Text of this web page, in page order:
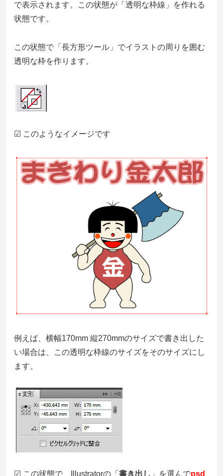
で表示されます。この状態が「透明な枠線」を作れる
状態です。
この状態で「長方形ツール」でイラストの周りを囲む
透明な枠を作ります。
☑ このようなイメージです
例えば、横幅170mm 縦270mmのサイズで書き出した
い場合は、この透明な枠線のサイズをそのサイズにし
ます。
☑ この状態で、Illustratorの「 書き出し 」を選んでpsd